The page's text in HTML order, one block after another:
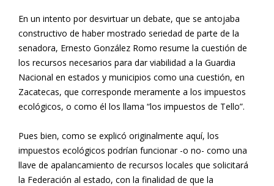
En un intento por desvirtuar un debate, que se antojaba
constructivo de haber mostrado seriedad de parte de la
senadora, Ernesto González Romo resume la cuestión de
los recursos necesarios para dar viabilidad a la Guardia
Nacional en estados y municipios como una cuestión, en
Zacatecas, que corresponde meramente a los impuestos
ecológicos, o como él los llama “los impuestos de Tello”.
Pues bien, como se explicó originalmente aquí, los
impuestos ecológicos podrían funcionar -o no- como una
llave de apalancamiento de recursos locales que solicitará
la Federación al estado, con la finalidad de que la